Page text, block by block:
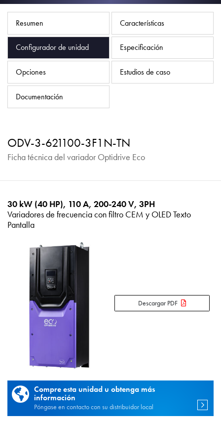
Resumen Características
Configurador de unidad Especificación
Opciones Estudios de caso
Documentación
ODV-3-621100-3F1N-TN
Ficha técnica del variador Optidrive Eco
30 kW (40 HP), 110 A, 200-240 V, 3PH
Variadores de frecuencia con filtro CEM y OLED Texto
Pantalla
Descargar PDF
Compre esta unidad u obtenga más
información
Póngase en contacto con su distribuidor local
Política de privacidad
Mapa del sitio
iSource